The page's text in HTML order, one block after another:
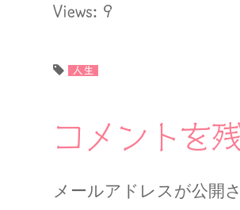
Views: 9
人生
コメントを
メールアドレスが公開